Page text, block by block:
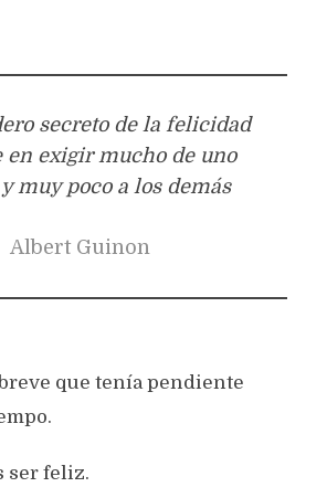
secreto de la felicidad
en exigir mucho de uno
muy poco a los demás
Albert Guinon
que tenía pendiente
ser feliz.